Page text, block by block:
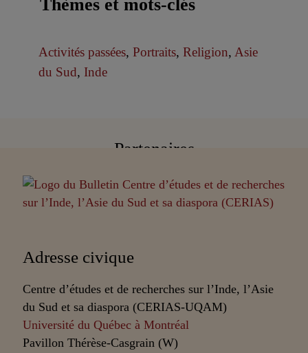
Thèmes et mots-clés
Activités passées, Portraits, Religion, Asie
du Sud, Inde
Partenaires
Adresse civique
Centre d’études et de recherches sur l’Inde, l’Asie
du Sud et sa diaspora (CERIAS-UQAM)
Université du Québec à Montréal
Pavillon Thérèse-Casgrain (W)